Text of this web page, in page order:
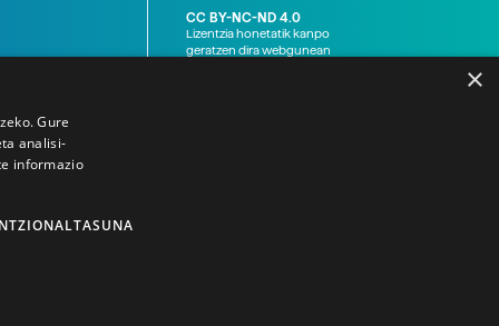
CC BY-NC-ND 4.0
Lizentzia honetatik kanpo
geratzen dira webgunean
×
Gure
analisi-
informazio